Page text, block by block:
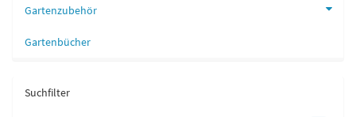
Gartenzubehör
Gartenbücher
Suchfilter